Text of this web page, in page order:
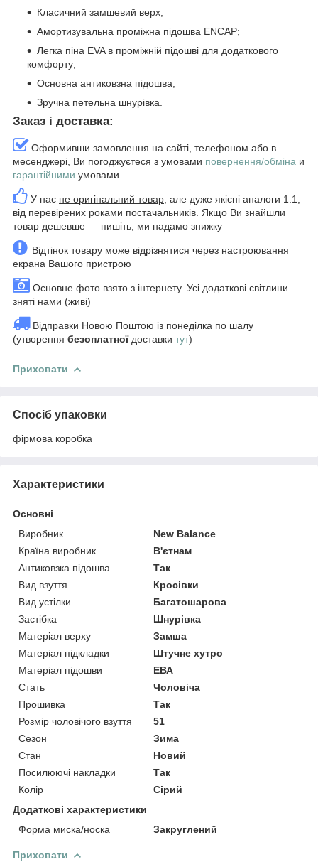
Класичний замшевий верх;
Амортизувальна проміжна підошва ENCAP;
Легка піна EVA в проміжній підошві для додаткового
комфорту;
Основна антиковзна підошва;
Зручна петельна шнурівка.
Заказ і доставка:
Оформивши замовлення на сайті, телефоном або в
месенджері, Ви погоджуєтеся з умовами повернення/обміна и
гарантійними умовами
У нас не оригінальний товар , але дуже якісні аналоги 1:1,
від перевірених роками постачальників. Якщо Ви знайшли
товар дешевше — пишіть, ми надамо знижку
Відтінок товару може відрізнятися через настроювання
екрана Вашого пристрою
Основне фото взято з інтернету. Усі додаткові світлини
зняті нами (живі)
Відправки Новою Поштою із понеділка по шалу
(утворення безоплатноїдоставки тут)
Приховати
Спосіб упаковки
фірмова коробка
Характеристики
Основні
Виробник
New Balance
Країна виробник
В'єтнам
Антиковзка підошва
Так
Вид взуття
Кросівки
Вид устілки
Багатошарова
Застібка
Шнурівка
Матеріал верху
Замша
Матеріал підкладки
Штучне хутро
Матеріал підошви
ЕВА
Стать
Чоловіча
Прошивка
Так
Розмір чоловічого взуття
51
Сезон
Зима
Стан
Новий
Посилюючі накладки
Так
Колір
Сірий
Додаткові характеристики
Форма миска/носка
Закруглений
Приховати